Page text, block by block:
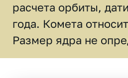
расчета орбиты,
года. Комета
Размер ядра не